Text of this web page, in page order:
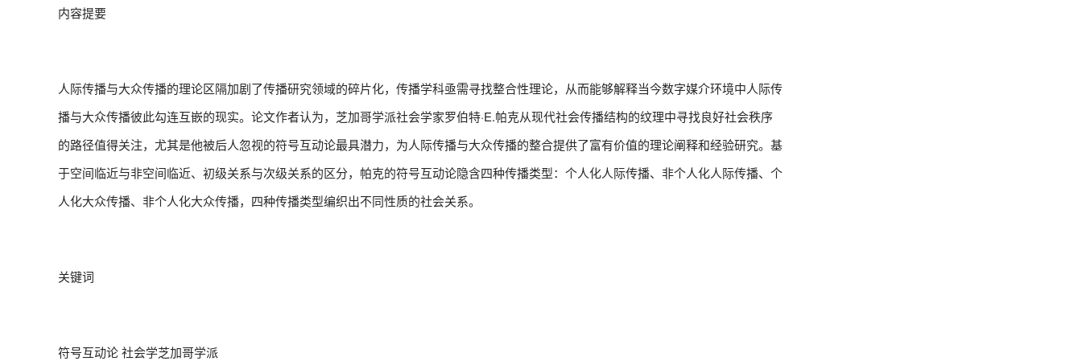
内容提要
人际传播与大众传播的理论区隔加剧了传播研究领域的碎片化，传播学科亟需寻找整合性理论，从而能够解释当今数字媒介环境中人际传
播与大众传播彼此勾连互嵌的现实。论文作者认为，芝加哥学派社会学家罗伯特·E.帕克从现代社会传播结构的纹理中寻找良好社会秩序
的路径值得关注，尤其是他被后人忽视的符号互动论最具潜力，为人际传播与大众传播的整合提供了富有价值的理论阐释和经验研究。基
于空间临近与非空间临近、初级关系与次级关系的区分，帕克的符号互动论隐含四种传播类型：个人化人际传播、非个人化人际传播、个
人化大众传播、非个人化大众传播，四种传播类型编织出不同性质的社会关系。
关键词
符号互动论 社会学芝加哥学派